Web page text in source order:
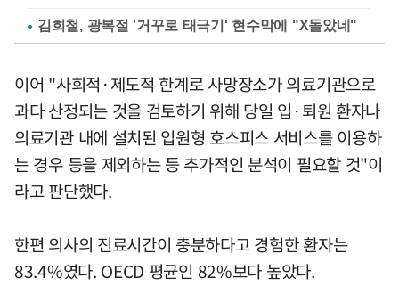
김희철, 광복절 '거꾸로 태극기' 현수막에 "X돌았네"
이어 "사회적·제도적 한계로 사망장소가 의료기관으로
과다 산정되는 것을 검토하기 위해 당일 입·퇴원 환자나
의료기관 내에 설치된 입원형 호스피스 서비스를 이용하
는 경우 등을 제외하는 등 추가적인 분석이 필요할 것"이
라고 판단했다.
한편 의사의 진료시간이 충분하다고 경험한 환자는
83.4%였다. OECD 평균인 82%보다 높았다.